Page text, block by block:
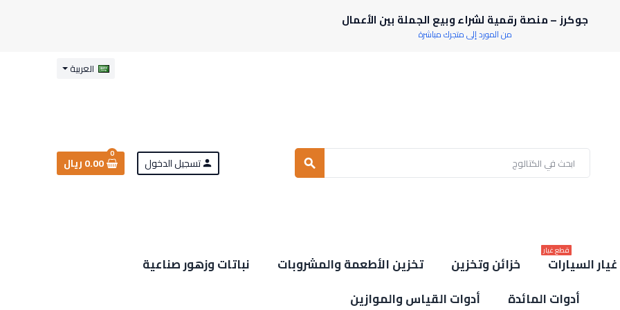
جوكرز – منصة رقمية لشراء وبيع الجملة بين الأعمال
من المورد إلى متجرك مباشرة
العربية
search
person تسجيل الدخول
0
0.00 ريال
السيارات
قطع غيار
خزائن وتخزين تخزين الأطعمة والمشروبات
نباتات وزهور صناعية
أدوات المائدة
أدوات القياس والموازين